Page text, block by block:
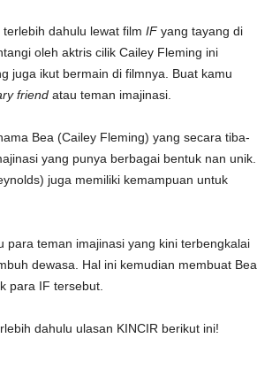
dahulu lewat film IFyang tayang di
oleh aktris cilik Cailey Fleming ini
juga ikut bermain di filmnya. Buat kamu
friendatau teman imajinasi.
Bea (Cailey Fleming) yang secara tiba-
yang punya berbagai bentuk nan unik.
juga memiliki kemampuan untuk
teman imajinasi yang kini terbengkalai
dewasa. Hal ini kemudian membuat Bea
para IF tersebut.
dahulu ulasan KINCIR berikut ini!